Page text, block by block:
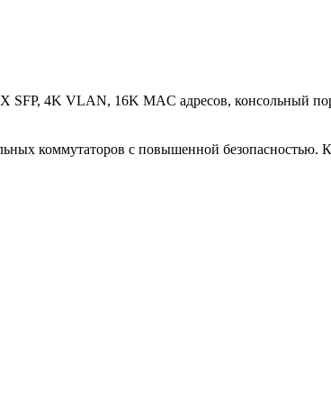
4K VLAN, 16K MAC адресов, консольный
коммутаторов с повышенной безопасностью.